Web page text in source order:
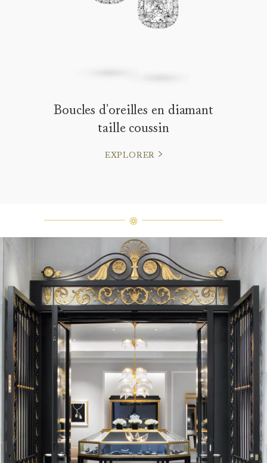
Boucles d'oreilles en diamant
taille coussin
EXPLORER